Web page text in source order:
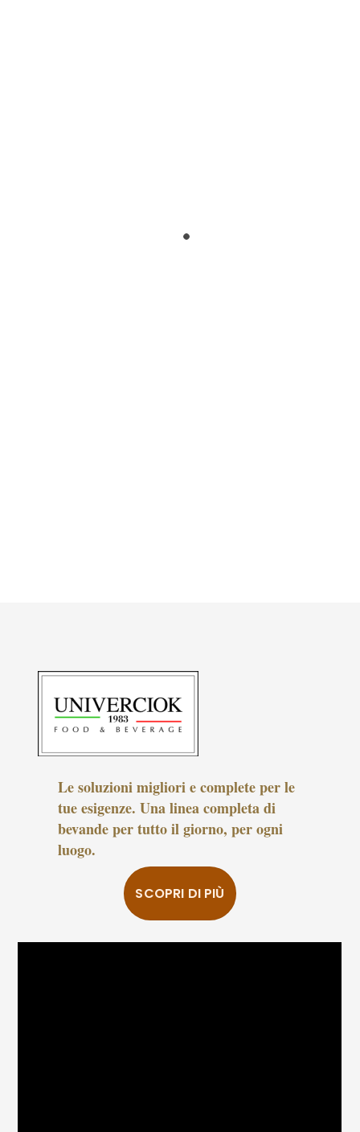
Le soluzioni migliori e complete per le
tue esigenze. Una linea completa di
bevande per tutto il giorno, per ogni
luogo.
SCOPRI DI PIÙ